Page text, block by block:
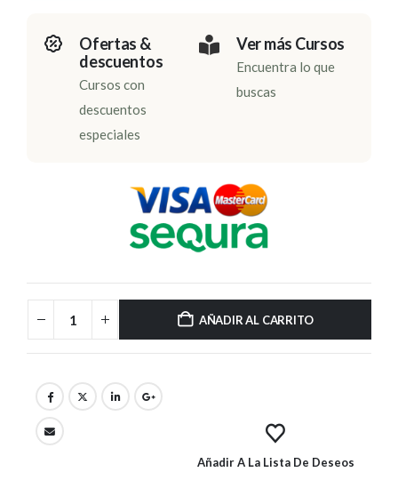
Ofertas &
descuentos
Cursos con
descuentos
especiales
Ver más Cursos
Encuentra lo que
buscas
AÑADIR AL CARRITO
Añadir A La Lista De Deseos